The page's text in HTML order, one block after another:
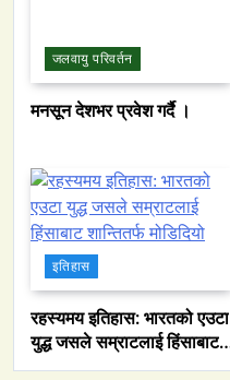
जलवायु परिवर्तन
मनसून देशभर प्रवेश गर्दै ।
इतिहास
रहस्यमय इतिहास: भारतको एउटा
युद्ध जसले सम्राटलाई हिंसाबाट
शान्तितर्फ मोडिदियो